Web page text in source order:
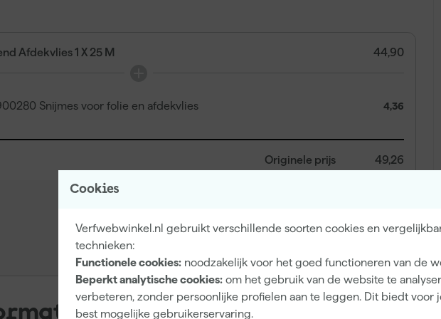
Cookies
Verfwebwinkel.nl gebruikt verschillende soorten cookies en
technieken:
Functionele cookies: noodzakelijk voor het goed functioneren van de
Beperkt analytische cookies: om het gebruik van de website te
verbeteren, zonder persoonlijke profielen aan te leggen. Dit biedt voor
best mogelijke gebruikerservaring.
Afdekvlies 1 X 25 M 44,90
Snijmes voor folie en afdekvlies 4,36
Originele prijs 49,26
48,82